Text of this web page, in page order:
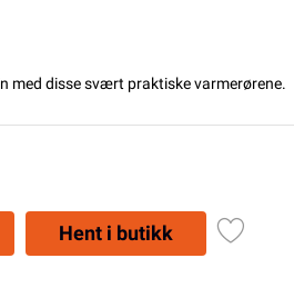
med disse svært praktiske varmerørene.
Hent i butikk